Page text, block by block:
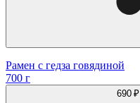
Рамен с гедза говядиной
700 г
690 ₽